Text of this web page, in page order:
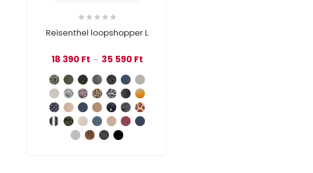
Reisenthel loopshopper L
18 390 Ft – 35 590 FtÁrtartomány: 18 390 Ft - 35 590 Ft